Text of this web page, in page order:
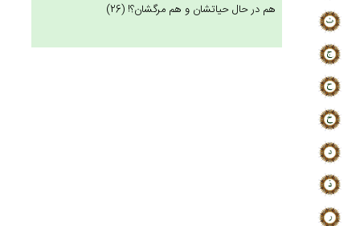
هم در حال حياتشان و هم مرگشان؟! (26)